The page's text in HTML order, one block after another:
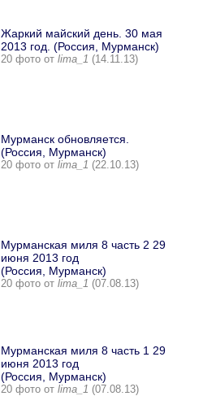
Жаркий майский день. 30 мая
2013 год. (Россия, Мурманск)
20 фото от lima_1 (14.11.13)
Мурманск обновляется.
(Россия, Мурманск)
20 фото от lima_1 (22.10.13)
Мурманская миля 8 часть 2 29
июня 2013 год
(Россия, Мурманск)
20 фото от lima_1 (07.08.13)
Мурманская миля 8 часть 1 29
июня 2013 год
(Россия, Мурманск)
20 фото от lima_1 (07.08.13)